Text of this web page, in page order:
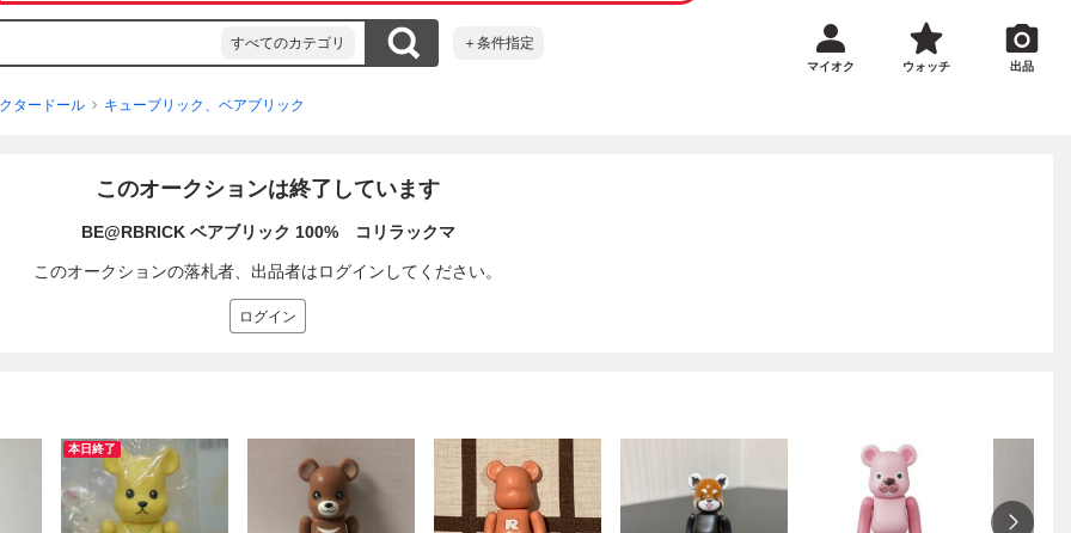
すべてのカテゴリ ＋条件指定
マイオク ウォッチ 出品
タードール キューブリック、ベアブリック
このオークションは終了しています
BE@RBRICK ベアブリック 100% コリラックマ
このオークションの落札者、出品者はログインしてください。
ログイン
本日終了